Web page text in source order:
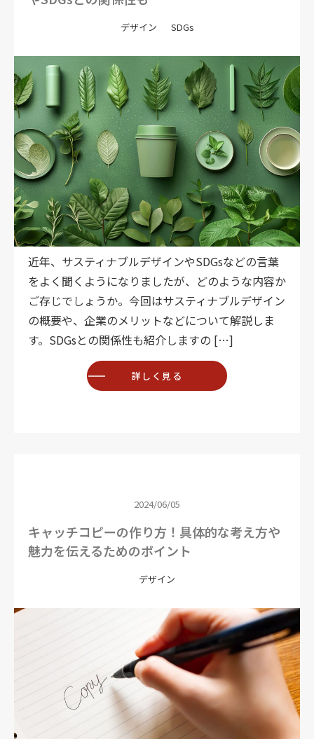
デザイン SDGs
近年、サスティナブルデザインやSDGsなどの言葉
をよく聞くようになりましたが、どのような内容か
ご存じでしょうか。今回はサスティナブルデザイン
の概要や、企業のメリットなどについて解説しま
す。SDGsとの関係性も紹介しますの […]
詳しく見る
2024/06/05
キャッチコピーの作り方！具体的な考え方や
魅力を伝えるためのポイント
デザイン